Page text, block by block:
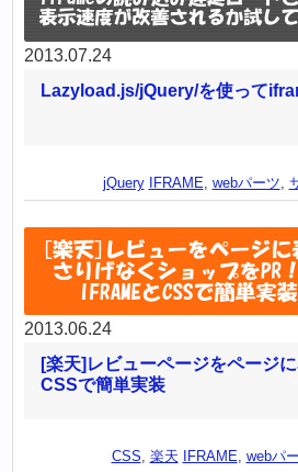
2013.07.24
Lazyload.js/jQuery/を使って
jQuery IFRAME, webパーツ,
2013.06.24
[楽天]レビューページをページ
CSSで簡単実装
CSS, 楽天 IFRAME, webパ